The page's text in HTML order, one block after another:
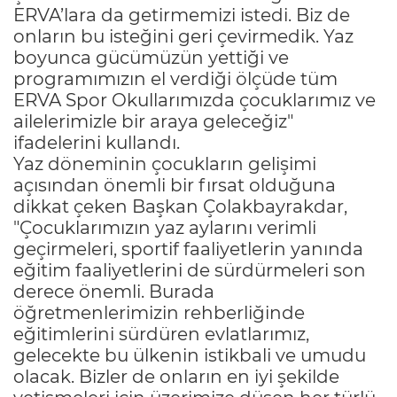
ERVA’lara da getirmemizi istedi. Biz de
onların bu isteğini geri çevirmedik. Yaz
boyunca gücümüzün yettiği ve
programımızın el verdiği ölçüde tüm
ERVA Spor Okullarımızda çocuklarımız ve
ailelerimizle bir araya geleceğiz"
ifadelerini kullandı.
Yaz döneminin çocukların gelişimi
açısından önemli bir fırsat olduğuna
dikkat çeken Başkan Çolakbayrakdar,
"Çocuklarımızın yaz aylarını verimli
geçirmeleri, sportif faaliyetlerin yanında
eğitim faaliyetlerini de sürdürmeleri son
derece önemli. Burada
öğretmenlerimizin rehberliğinde
eğitimlerini sürdüren evlatlarımız,
gelecekte bu ülkenin istikbali ve umudu
olacak. Bizler de onların en iyi şekilde